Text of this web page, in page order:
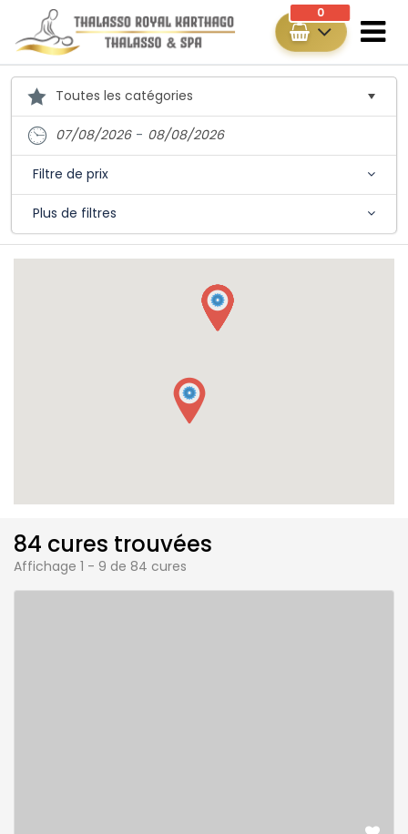
0
07/08/2026 - 08/08/2026
Filtre de prix
Plus de filtres
84 cures trouvées
Affichage 1 - 9 de 84 cures